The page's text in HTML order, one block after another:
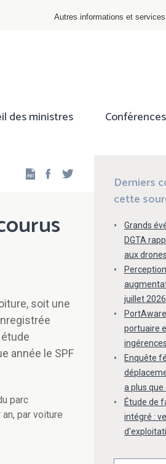
Autres informations et
des ministres
Facebook
soit une
année le SPF
parc
par voiture
Derniers
cette
Grands
DGTA
aux drones
juillet 2026
portuaire
Enquête
a plus que
Étude de
intégré :